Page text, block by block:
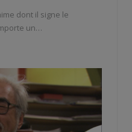
dont il signe le
un…